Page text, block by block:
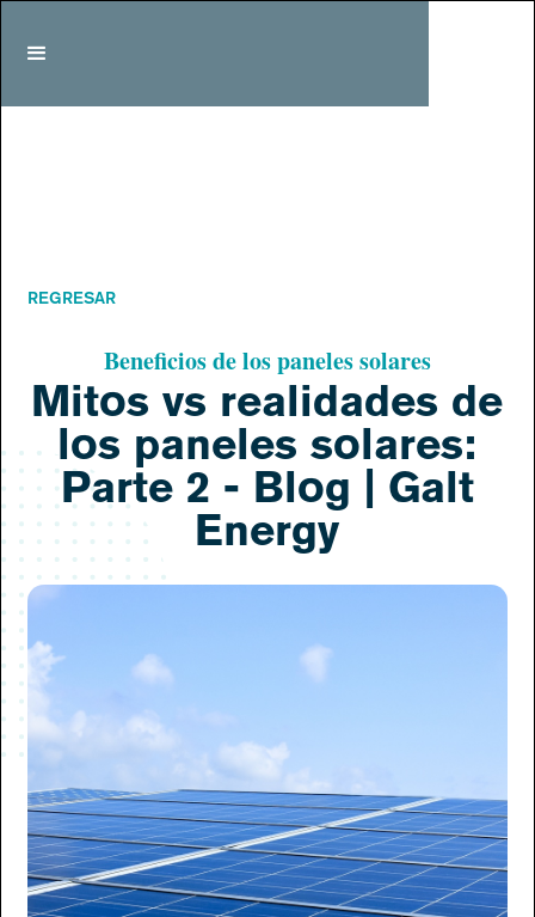
REGRESAR
Beneficios de los paneles solares
Mitos vs realidades de
los paneles solares:
Parte 2 - Blog | Galt
Energy